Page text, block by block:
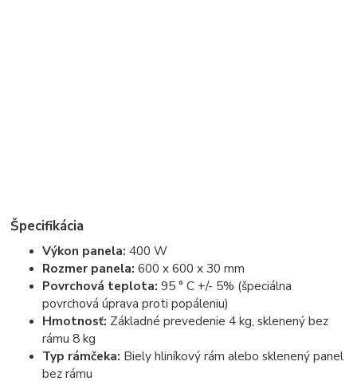
Špecifikácia
Výkon panela:400 W
Rozmer panela:600 x 600 x 30 mm
Povrchová teplota: 95 ° C +/- 5% (špeciálna
povrchová úprava proti popáleniu)
Hmotnosť: Základné prevedenie 4 kg, sklenený bez
rámu 8 kg
Typ rámčeka: Biely hliníkový rám alebo sklenený panel
bez rámu